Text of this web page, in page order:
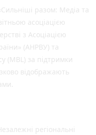
разом: Медіа та
асоціацією
з Асоціацією
(АНРВУ) та
(MBL) за підтримки
відображають
регіональні